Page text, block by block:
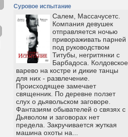
Суровое испытание
Салем, Массачусетс.
Компания девушек
отправляется ночью
привораживать парней
под руководством
Титубы, негритянки с
Барбадоса. Колдовское
варево на костре и дикие танцы
для них - развлечение.
Происходящее замечает
священник. По деревне ползет
слух о дьявольском заговоре.
Фантазиям обывателей о связях с
Дьяволом и заговорах нет
предела. Закручивается жуткая
машина охоты на...